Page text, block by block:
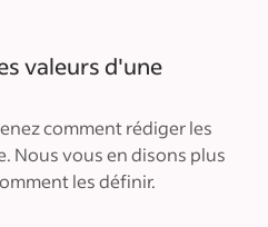
valeurs d'une
comment rédiger les
Nous vous en disons plus
les définir.